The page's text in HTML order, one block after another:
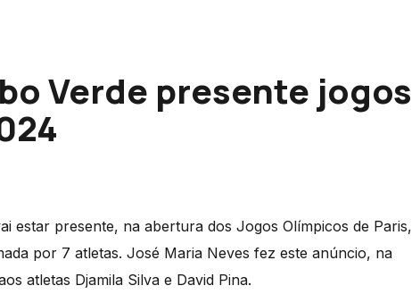
Verde presente jogos
estar presente, na abertura dos Jogos Olímpicos de Paris,
por 7 atletas. José Maria Neves fez este anúncio, na
atletas Djamila Silva e David Pina.